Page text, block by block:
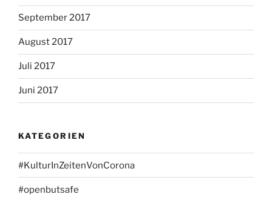
September 2017
August 2017
Juli 2017
Juni 2017
KATEGORIEN
#KulturInZeitenVonCorona
#openbutsafe